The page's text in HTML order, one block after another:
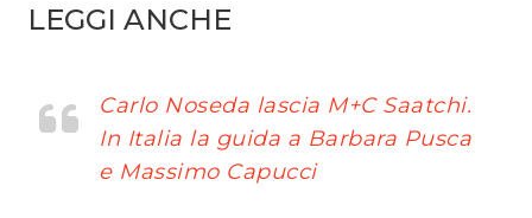
LEGGI ANCHE
Carlo Noseda lascia M+C Saatchi.
In Italia la guida a Barbara Pusca
e Massimo Capucci